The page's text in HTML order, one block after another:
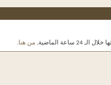
الماضية, من هنا.